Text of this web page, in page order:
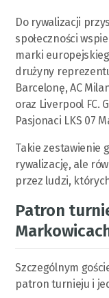
Do rywalizacji
społeczności
marki
drużyny
Barcelonę, AC
oraz Liverpool FC.
Pasjonaci LKS 07
Takie zestawienie
rywalizację, ale
przez ludzi,
Patron
Szczególnym
patron turnieju i